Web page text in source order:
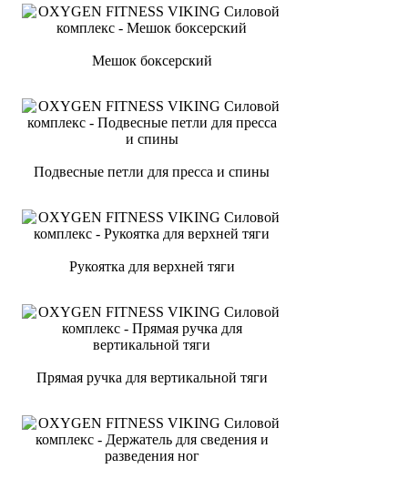
Мешок боксерский
Подвесные петли для пресса и спины
Рукоятка для верхней тяги
Прямая ручка для вертикальной тяги